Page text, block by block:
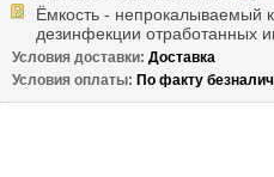
Ёмкость - непрокалываемый
дезинфекции отработанных
Условия доставки: Доставка
Условия оплаты: По факту